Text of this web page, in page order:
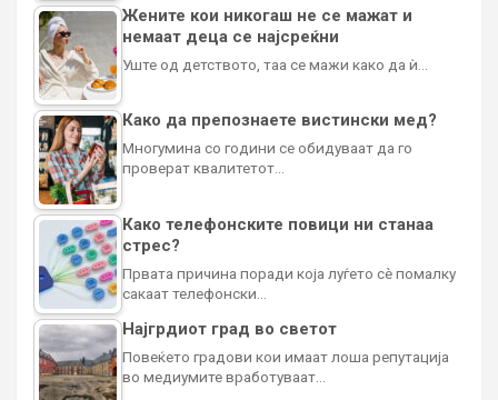
Жените кои никогаш не се мажат и
немаат деца се најсреќни
Уште од детството, таа се мажи како да ѝ…
Како да препознаете вистински мед?
Многумина со години се обидуваат да го
проверат квалитетот…
Како телефонските повици ни станаа
стрес?
Првата причина поради која луѓето сè помалку
сакаат телефонски…
Најгрдиот град во светот
Повеќето градови кои имаат лоша репутација
во медиумите вработуваат…